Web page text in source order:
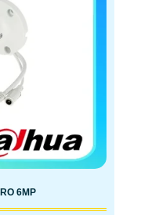
6MP